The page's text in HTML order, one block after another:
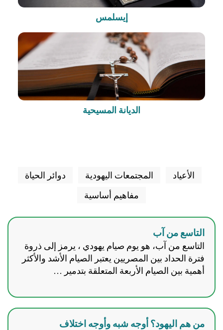
إيسلمس
الديانة المسيحية
الأعياد المجتمعات اليهودية
دوائر الحياة
مفاهيم أساسية
التاسع من آب
التاسع من آب، هو يوم صيام يهودي ، يرمز إلى ذروة
فترة الحداد بين المصريين يعتبر الصيام الأشد والأكثر
أهمية بين الصيام الأربعة المتعلقة بتدمير …
من هم اليهود؟ أوجه شبه وأوجه اختلاف